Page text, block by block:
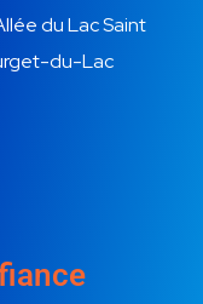
du Lac Saint
du-Lac